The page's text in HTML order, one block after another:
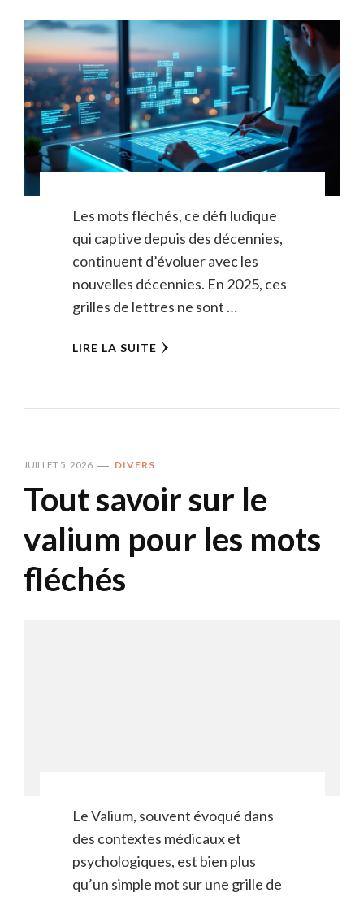
Les mots fléchés, ce défi ludique
qui captive depuis des décennies,
continuent d’évoluer avec les
nouvelles décennies. En 2025, ces
grilles de lettres ne sont …
LIRE LA SUITE
JUILLET 5, 2026 DIVERS
Tout savoir sur le
valium pour les mots
fléchés
Le Valium, souvent évoqué dans
des contextes médicaux et
psychologiques, est bien plus
qu’un simple mot sur une grille de